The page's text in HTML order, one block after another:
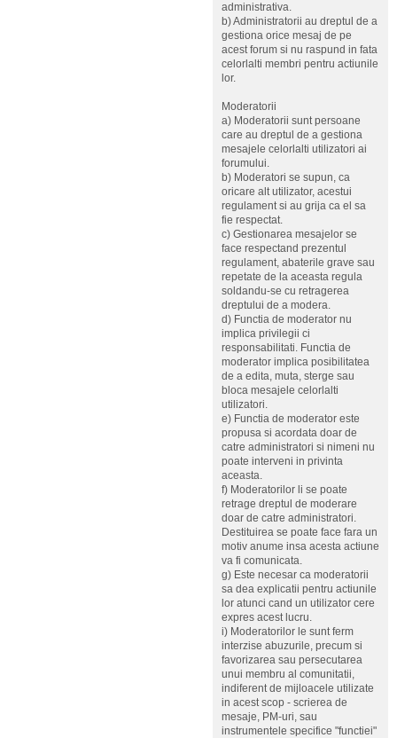
administrativa.
b) Administratorii au dreptul de a
gestiona orice mesaj de pe
acest forum si nu raspund in fata
celorlalti membri pentru actiunile
lor.
Moderatorii
a) Moderatorii sunt persoane
care au dreptul de a gestiona
mesajele celorlalti utilizatori ai
forumului.
b) Moderatori se supun, ca
oricare alt utilizator, acestui
regulament si au grija ca el sa
fie respectat.
c) Gestionarea mesajelor se
face respectand prezentul
regulament, abaterile grave sau
repetate de la aceasta regula
soldandu-se cu retragerea
dreptului de a modera.
d) Functia de moderator nu
implica privilegii ci
responsabilitati. Functia de
moderator implica posibilitatea
de a edita, muta, sterge sau
bloca mesajele celorlalti
utilizatori.
e) Functia de moderator este
propusa si acordata doar de
catre administratori si nimeni nu
poate interveni in privinta
aceasta.
f) Moderatorilor li se poate
retrage dreptul de moderare
doar de catre administratori.
Destituirea se poate face fara un
motiv anume insa acesta actiune
va fi comunicata.
g) Este necesar ca moderatorii
sa dea explicatii pentru actiunile
lor atunci cand un utilizator cere
expres acest lucru.
i) Moderatorilor le sunt ferm
interzise abuzurile, precum si
favorizarea sau persecutarea
unui membru al comunitatii,
indiferent de mijloacele utilizate
in acest scop - scrierea de
mesaje, PM-uri, sau
instrumentele specifice "functiei"